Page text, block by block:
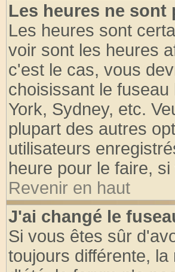
Les heures ne sont
Les heures sont
voir sont les heures
c'est le cas, vous
choisissant le
York, Sydney, etc.
plupart des autres
utilisateurs
heure pour le faire,
Revenir en haut
J'ai changé le
Si vous êtes sûr
toujours différente,